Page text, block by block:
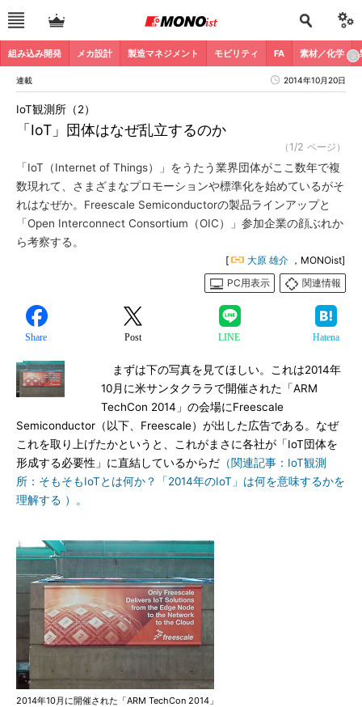
組み込み開発 メカ設計 製造マネジメント モビリティ FA 素材／化学
連載 2014年10月20日
「IoT」団体はなぜ乱立するのか
IoT観測所（2）
（1/2 ページ）
「IoT（Internet of Things）」をうたう業界団体がここ数年で複
数現れて、さまざまなプロモーションや標準化を始めているがそ
れはなぜか。Freescale Semiconductorの製品ラインアップと
「Open Interconnect Consortium（OIC）」参加企業の顔ぶれか
ら考察する。
[ 大原 雄介 ，MONOist]
PC用表示
関連情報
Share Post LINE Hatena
まずは下の写真を見てほしい。これは2014年
10月に米サンタクララで開催された「ARM
TechCon 2014」の会場にFreescale
Semiconductor（以下、Freescale）が出した広告である。なぜ
これを取り上げたかというと、これがまさに各社が「IoT団体を
形成する必要性」に直結しているからだ （関連記事：IoT観測
所：そもそもIoTとは何か？「2014年のIoT」は何を意味するかを
理解する ）。
2014年10月に開催された「ARM TechCon 2014」